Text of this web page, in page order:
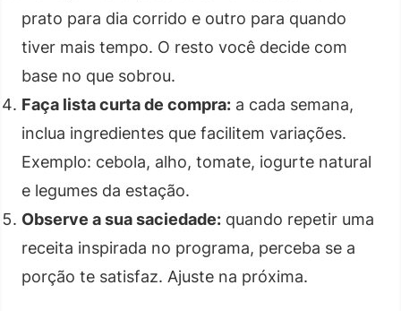
prato para dia corrido e outro para quando
tiver mais tempo. O resto você decide com
base no que sobrou.
Faça lista curta de compra: a cada semana,
inclua ingredientes que facilitem variações.
Exemplo: cebola, alho, tomate, iogurte natural
e legumes da estação.
Observe a sua saciedade: quando repetir uma
receita inspirada no programa, perceba se a
porção te satisfaz. Ajuste na próxima.